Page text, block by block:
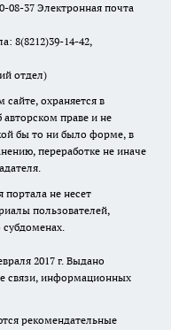
08-37Электронная почта
8(8212)39-14-42,
отдел)
охраняется в
авторском праве и не
бы то ни было форме, в
переработке не иначе
портала не несет
пользователей,
2017 г. Выдано
связи, информационных
рекомендательные